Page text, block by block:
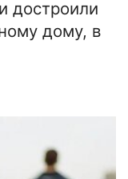
достроили
дому, в